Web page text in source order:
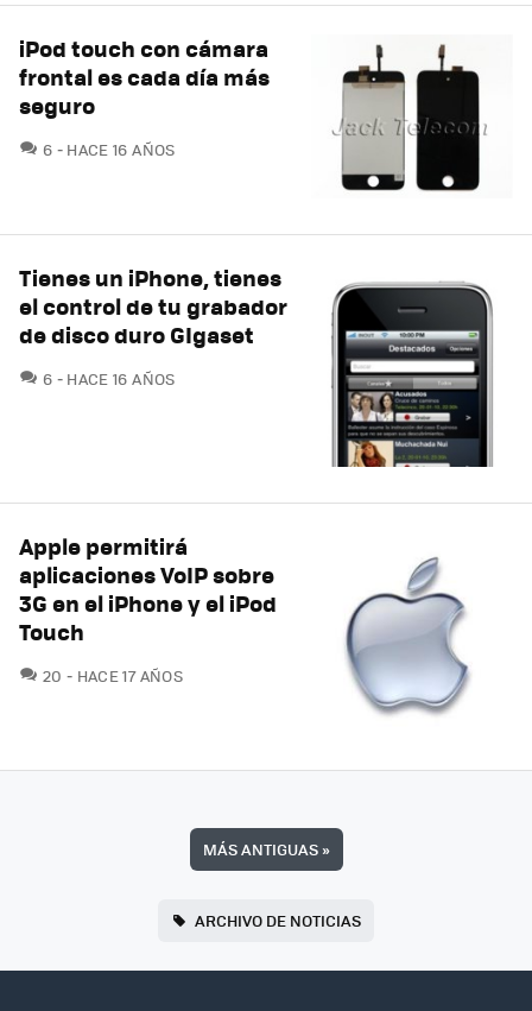
iPod touch con cámara
frontal es cada día más
seguro
6 COMENTARIOS
HACE 16 AÑOS
Tienes un iPhone, tienes
el control de tu grabador
de disco duro GIgaset
6 COMENTARIOS
HACE 16 AÑOS
Apple permitirá
aplicaciones VoIP sobre
3G en el iPhone y el iPod
Touch
20 COMENTARIOS
HACE 17 AÑOS
MÁS ANTIGUAS»
ARCHIVO DE NOTICIAS